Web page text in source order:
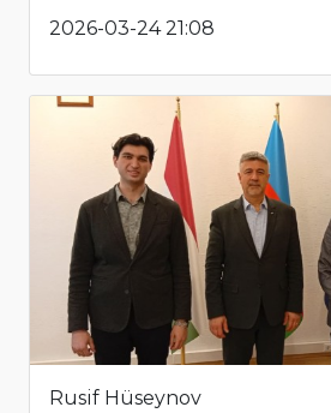
2026-03-24 21:08
Rusif Hüseynov